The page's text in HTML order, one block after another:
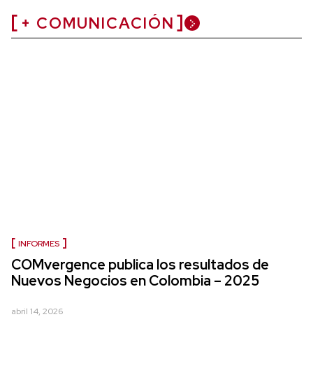
+ COMUNICACIÓN
INFORMES
COMvergence publica los resultados de
Nuevos Negocios en Colombia – 2025
abril 14, 2026